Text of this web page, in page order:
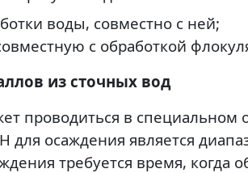
воды, совместно с ней;
с обработкой
из сточных вод
проводиться в специальном
осаждения является
требуется время, когда